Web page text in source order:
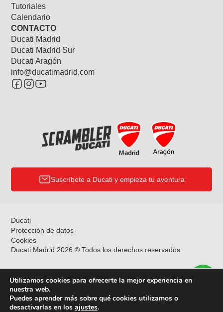
Tutoriales
Calendario
CONTACTO
Ducati Madrid
Ducati Madrid Sur
Ducati Aragón
info@ducatimadrid.com
Suscríbete a Ducati y empieza tu aventura
Ducati
Protección de datos
Cookies
Ducati Madrid 2026 © Todos los derechos reservados
Utilizamos cookies para ofrecerte la mejor experiencia en
nuestra web.
Puedes aprender más sobre qué cookies utilizamos o
desactivarlas en los ajustes.